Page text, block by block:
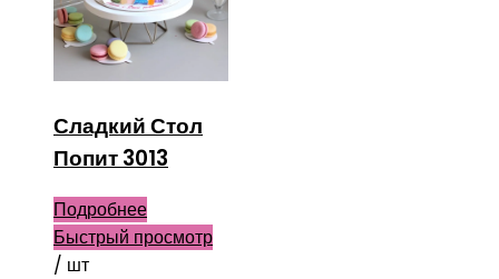
Сладкий Стол
Попит 3013
Подробнее
Быстрый просмотр
/ шт